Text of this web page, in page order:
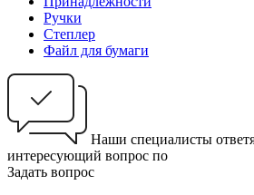
Ручки
Степлер
Файл для бумаги
Наши специалисты
интересующий вопрос по
Задать вопрос